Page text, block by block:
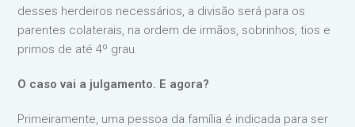
desses herdeiros necessários, a divisão será para os
parentes colaterais, na ordem de irmãos, sobrinhos, tios e
primos de até 4º grau.
O caso vai a julgamento. E agora?
Primeiramente, uma pessoa da família é indicada para ser